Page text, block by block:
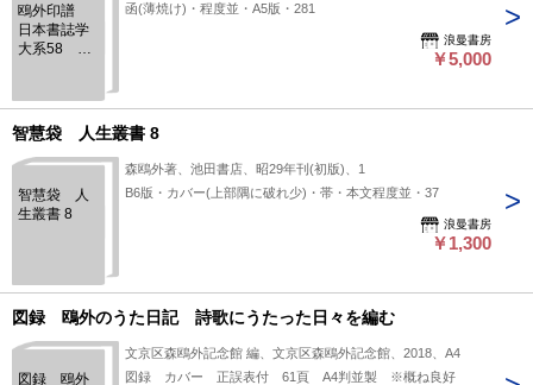
鴎外印譜
日本書誌学
大系58 別
函(薄焼け)・程度並・A5版・281
浪曼書房
￥5,000
智慧袋 人生叢書 8
智慧袋 人
生叢書 8
森鴎外著、池田書店、昭29年刊(初版)、1
B6版・カバー(上部隅に破れ少)・帯・本文程度並・37
浪曼書房
￥1,300
図録 鴎外のうた日記 詩歌にうたった日々を編む
図録 鴎外
文京区森鴎外記念館 編、文京区森鴎外記念館、2018、A4
図録 カバー 正誤表付 61頁 A4判並製 ※概ね良好